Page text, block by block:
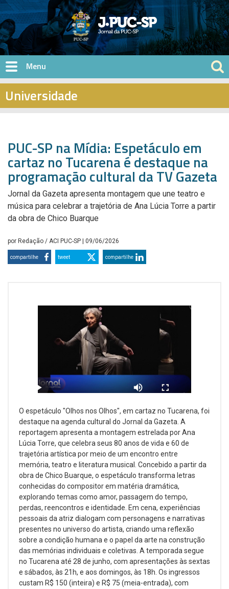
Pular para o conteúdo principal
Universidade
PUC-SP na Mídia: Espetáculo em
cartaz no Tucarena é destaque na
programação cultural da TV Gazeta
Jornal da Gazeta apresenta montagem que une teatro e
música para celebrar a trajetória de Ana Lúcia Torre a partir
da obra de Chico Buarque
por Redação / ACI PUC-SP | 09/06/2026
compartilhe tweet compartilhe
O espetáculo "Olhos nos Olhos", em cartaz no Tucarena, foi
destaque na agenda cultural do Jornal da Gazeta. A
reportagem apresenta a montagem estrelada por Ana
Lúcia Torre, que celebra seus 80 anos de vida e 60 de
trajetória artística por meio de um encontro entre
memória, teatro e literatura musical. Concebido a partir da
obra de Chico Buarque, o espetáculo transforma letras
conhecidas do compositor em matéria dramática,
explorando temas como amor, passagem do tempo,
perdas, reencontros e identidade. Em cena, experiências
pessoais da atriz dialogam com personagens e narrativas
presentes no universo do artista, criando uma reflexão
sobre a condição humana e o papel da arte na construção
das memórias individuais e coletivas. A temporada segue
no Tucarena até 28 de junho, com apresentações às sextas
e sábados, às 21h, e aos domingos, às 18h. Os ingressos
custam R$ 150 (inteira) e R$ 75 (meia-entrada), com